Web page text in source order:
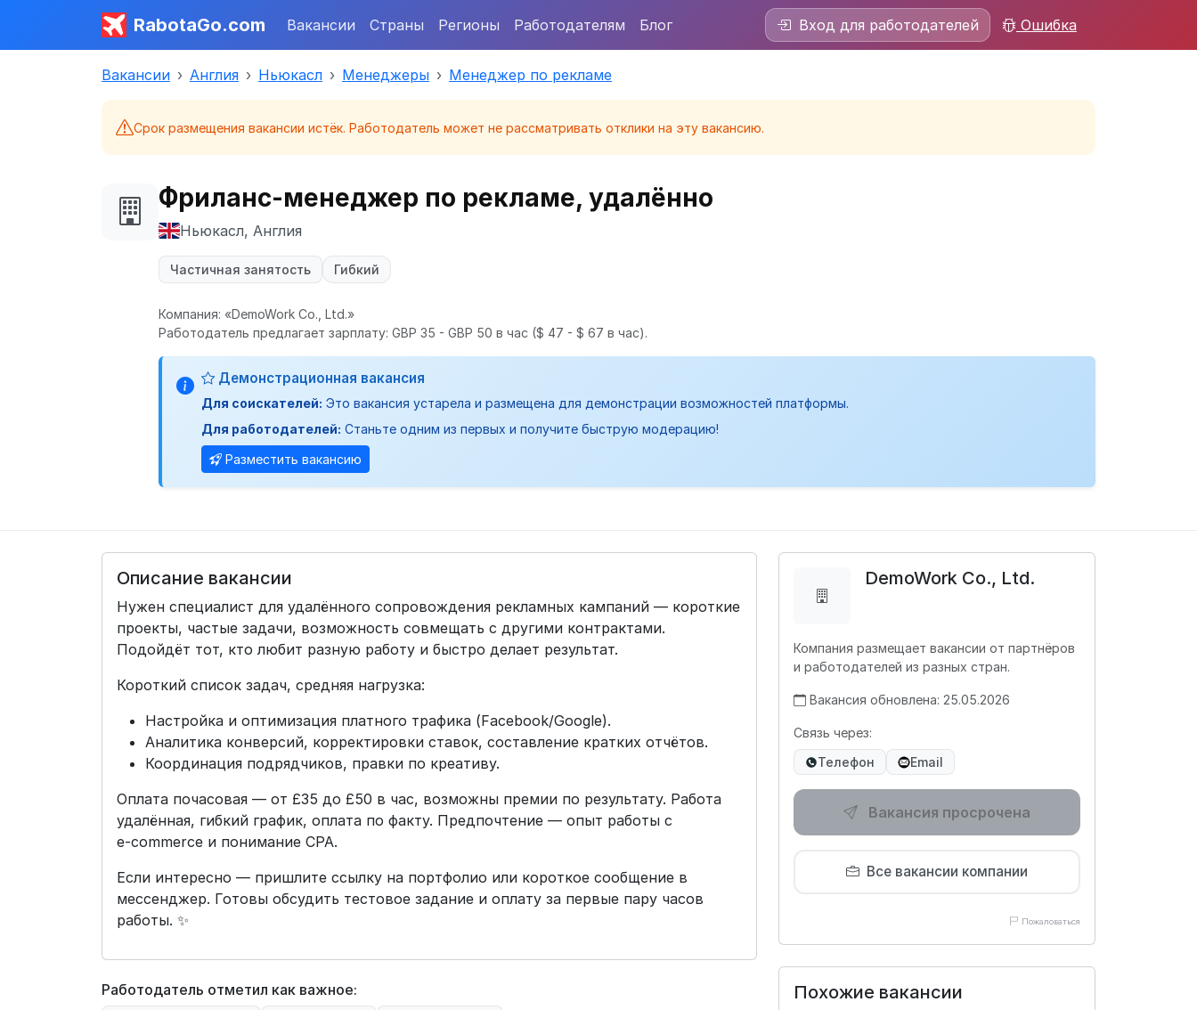
RabotaGo.com Вакансии Страны Регионы Работодателям Блог Вход для работодателей Ошибка
Вакансии Англия Ньюкасл Менеджеры Менеджер по рекламе
Срок размещения вакансии истёк. Работодатель может не рассматривать отклики на эту вакансию.
Фриланс-менеджер по рекламе, удалённо
Ньюкасл, Англия
Частичная занятость Гибкий
Компания: «DemoWork Co., Ltd.»
Работодатель предлагает зарплату: GBP 35 - GBP 50 в час ($ 47 - $ 67 в час).
Демонстрационная вакансия
Для соискателей: Это вакансия устарела и размещена для демонстрации возможностей платформы.
Для работодателей: Станьте одним из первых и получите быструю модерацию!
Разместить вакансию
Описание вакансии
Нужен специалист для удалённого сопровождения рекламных кампаний — короткие
проекты, частые задачи, возможность совмещать с другими контрактами.
Подойдёт тот, кто любит разную работу и быстро делает результат.
Короткий список задач, средняя нагрузка:
Настройка и оптимизация платного трафика (Facebook/Google).
Аналитика конверсий, корректировки ставок, составление кратких отчётов.
Координация подрядчиков, правки по креативу.
Оплата почасовая — от £35 до £50 в час, возможны премии по результату. Работа
удалённая, гибкий график, оплата по факту. Предпочтение — опыт работы с
e‑commerce и понимание CPA.
Если интересно — пришлите ссылку на портфолио или короткое сообщение в
мессенджер. Готовы обсудить тестовое задание и оплату за первые пару часов
работы. ✨
Работодатель отметил как важное:
DemoWork Co., Ltd.
Компания размещает вакансии от партнёров
и работодателей из разных стран.
Вакансия обновлена: 25.05.2026
Связь через:
Телефон
Email
Вакансия просрочена
Все вакансии компании
Пожаловаться
Похожие вакансии